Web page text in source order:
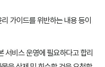
가이드를 위반하는 내용 등이
서비스 운영에 필요하다고 합리